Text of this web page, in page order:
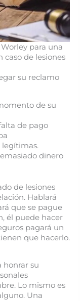
para una
de lesiones
su reclamo
de su
de pago
legítimas.
dinero
de lesiones
Hablará
que se pague
él puede hacer
pagará un
que hacerlo.
honrar su
Lo mismo es
Una